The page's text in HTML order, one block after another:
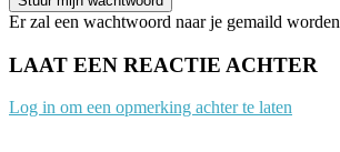
Er zal een wachtwoord naar je gemaild worden
LAAT EEN REACTIE ACHTER
Log in om een opmerking achter te laten